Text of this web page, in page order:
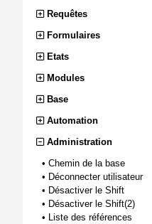
Requêtes
Formulaires
Etats
Modules
Base
Automation
Administration
• Chemin de la base
• Déconnecter utilisateur
• Désactiver le Shift
• Désactiver le Shift(2)
• Liste des références